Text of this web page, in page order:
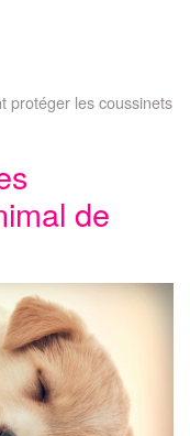
protéger les coussinets
de